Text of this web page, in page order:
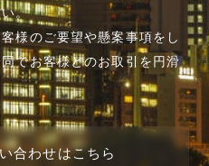
。
様のご要望や懸案事項を し
でお客様とのお取引を円滑
合わせはこちら